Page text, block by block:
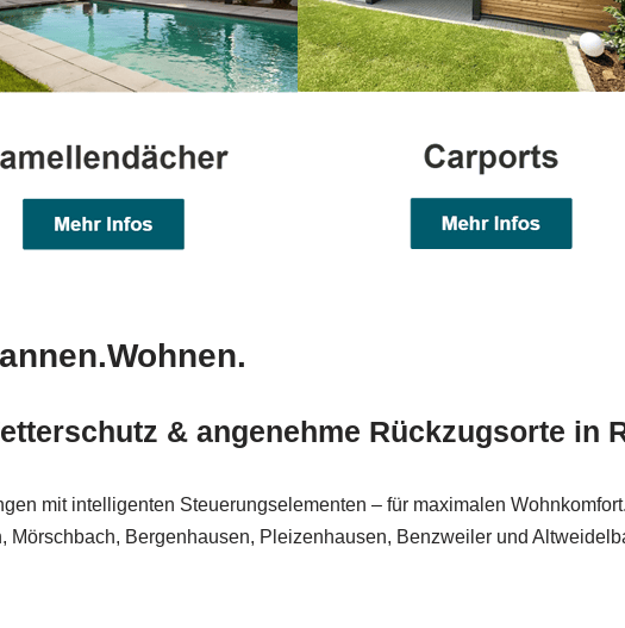
& angenehme Rückzugsorte in
mit intelligenten Steuerungselementen – für maximalen
Bergenhausen, Pleizenhausen, Benzweiler und